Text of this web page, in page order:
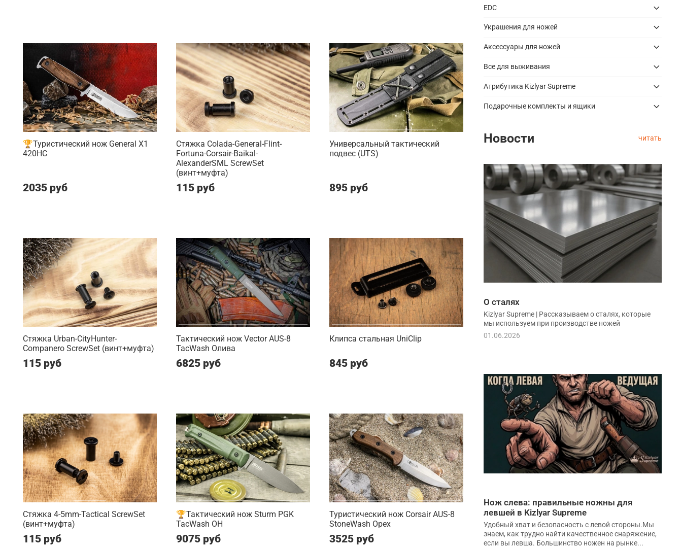
🏆Туристический нож General X1
420HC
2035 руб
Стяжка Colada-General-Flint-
Fortuna-Corsair-Baikal-
AlexanderSML ScrewSet
(винт+муфта)
115 руб
Универсальный тактический
подвес (UTS)
895 руб
Стяжка Urban-CityHunter-
Companero ScrewSet (винт+муфта)
115 руб
Тактический нож Vector AUS-8
TacWash Олива
6825 руб
Клипса стальная UniClip
845 руб
Стяжка 4-5mm-Tactical ScrewSet
(винт+муфта)
115 руб
🏆Тактический нож Sturm PGK
TacWash OH
9075 руб
Туристический нож Corsair AUS-8
StoneWash Орех
3525 руб
EDC
Украшения для ножей
Аксессуары для ножей
Все для выживания
Атрибутика Kizlyar Supreme
Подарочные комплекты и ящики
Новости читать
О сталях
Kizlyar Supreme | Рассказываем о сталях, которые
мы используем при производстве ножей
01.06.2026
Нож слева: правильные ножны для
левшей в Kizlyar Supreme
Удобный хват и безопасность с левой стороны.Мы
знаем, как трудно найти качественное снаряжение,
если вы левша. Большинство ножен на рынке...